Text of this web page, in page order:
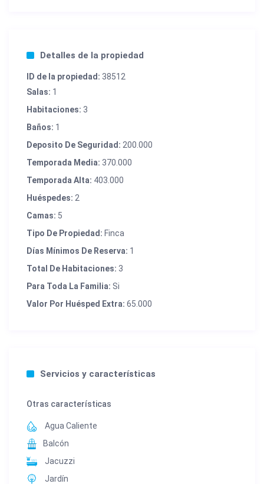
Detalles de la propiedad
ID de la propiedad: 38512
Salas: 1
Habitaciones: 3
Baños: 1
Deposito De Seguridad: 200.000
Temporada Media: 370.000
Temporada Alta: 403.000
Huéspedes: 2
Camas: 5
Tipo De Propiedad: Finca
Días Mínimos De Reserva: 1
Total De Habitaciones: 3
Para Toda La Familia: Si
Valor Por Huésped Extra: 65.000
Servicios y características
Otras características
Agua Caliente
Balcón
Jacuzzi
Jardín